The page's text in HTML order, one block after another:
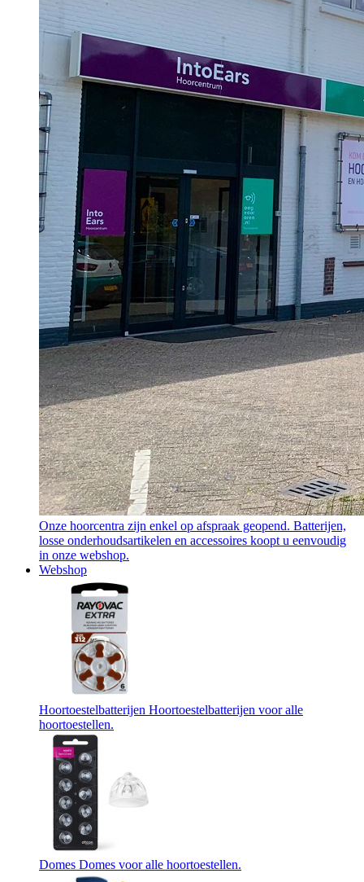
Onze hoorcentra zijn enkel op afspraak geopend. Batterijen,
losse onderhoudsartikelen en accessoires koopt u eenvoudig
in onze webshop.
Webshop
Hoortoestelbatterijen Hoortoestelbatterijen voor alle
hoortoestellen.
Domes Domes voor alle hoortoestellen.